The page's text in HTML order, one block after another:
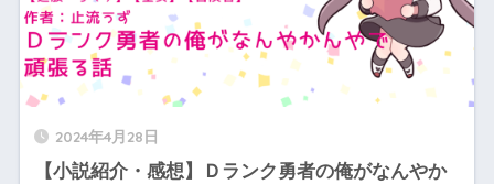
2024年4月28日
【小説紹介・感想】Ｄランク勇者の俺がなんやか